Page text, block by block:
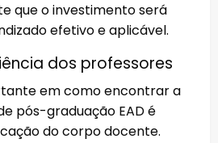
que o investimento será
efetivo e aplicável.
dos professores
em como encontrar a
pós-graduação EAD é
do corpo docente.